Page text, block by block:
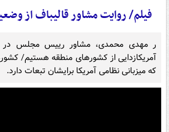
فیلم/ روایت مشاور قالیباف از
ر مهدی محمدی، مشاور رییس مجلس در
آمریکازدایی از کشورهای منطقه هستیم/
که میزبانی نظامی آمریکا برایشان تبعات دارد.